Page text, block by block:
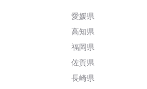
愛媛県
高知県
福岡県
佐賀県
長崎県